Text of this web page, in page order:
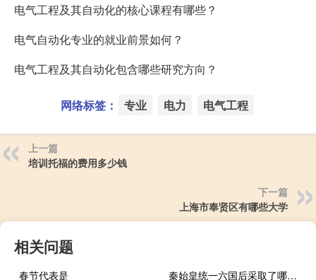
电气工程及其自动化的核心课程有哪些？
电气自动化专业的就业前景如何？
电气工程及其自动化包含哪些研究方向？
网络标签： 专业 电力 电气工程
上一篇
培训托福的费用多少钱
下一篇
上海市奉贤区有哪些大学
相关问题
春节代表是 秦始皇统一六国后采取了哪些措施